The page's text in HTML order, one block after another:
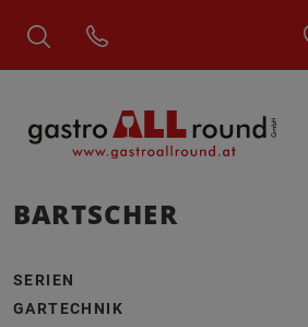
BARTSCHER
SERIEN
GARTECHNIK